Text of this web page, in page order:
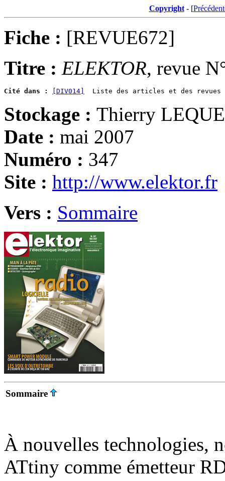
Copyright- [
Fiche : [REVUE672]
Titre : ELEKTOR, revue
Cité dans : [DIV014]
  Liste des articles et des revues
Stockage : Thierry
Date : mai 2007
Numéro : 347
Site : http://www.elektor.fr
Vers : Sommaire
Sommaire
À nouvelles technologies,
ATtiny comme émetteur